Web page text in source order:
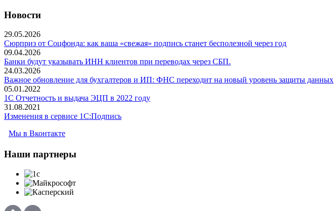
Новости
29.05.2026
Сюрприз от Соцфонда: как ваша «свежая» подпись станет бесполезной через год
09.04.2026
Банки будут указывать ИНН клиентов при переводах через СБП.
24.03.2026
Важное обновление для бухгалтеров и ИП: ФНС переходит на новый уровень защиты данных
05.01.2022
1С Отчетность и выдача ЭЦП в 2022 году
31.08.2021
Изменения в сервисе 1C:Подпись
Мы в Вконтакте
Наши партнеры